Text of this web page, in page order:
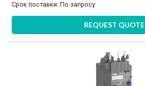
Срок поставки:По запросу
REQUEST QUOTE